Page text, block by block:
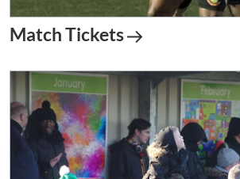
Match Tickets